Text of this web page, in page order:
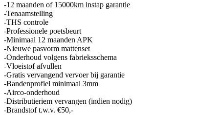
-12 maanden of 15000km instap garantie
-Tenaamstelling
-THS controle
-Professionele poetsbeurt
-Minimaal 12 maanden APK
-Nieuwe pasvorm mattenset
-Onderhoud volgens fabrieksschema
-Vloeistof afvullen
-Gratis vervangend vervoer bij garantie
-Bandenprofiel minimaal 3mm
-Airco-onderhoud
-Distributieriem vervangen (indien nodig)
-Brandstof t.w.v. €50,-